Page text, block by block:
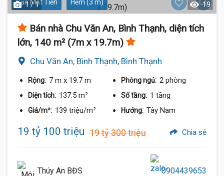
Gần Mặt Tiền Hẻm (3 m)
1 / 1 19
Bán nhà Chu Văn An, Bình Thạnh, diện tích
lớn, 140 m² (7m x 19.7m)
Chu Văn An, Bình Thạnh, Bình Thạnh
Rộng: 7 m x 19.7 m Phòng ngủ: 2 phòng
Diện tích: 137.5 m² Số tầng: 1 tầng
Giá/m²: 139 triệu/m² Hướng: Tây Nam
19 tỷ 100 triệu 19 tỷ 300 triệu Chia sẻ
Thúy An BĐS 0904439653